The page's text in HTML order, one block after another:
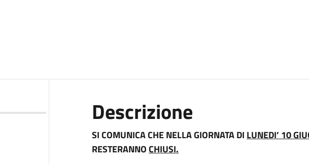
Descrizione
SI COMUNICA CHE NELLA GIORNATA DI LUNEDI’ 10
RESTERANNOCHIUSI.